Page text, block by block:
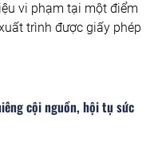
vi phạm tại một điểm
trình được giấy phép
cội nguồn, hội tụ sức